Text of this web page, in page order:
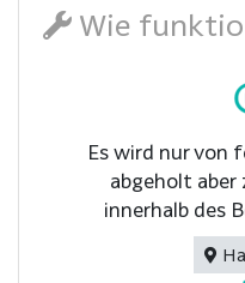
Wie
Es wird nur von
abgeholt aber
innerhalb des